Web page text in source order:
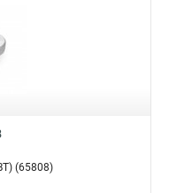
(65808)